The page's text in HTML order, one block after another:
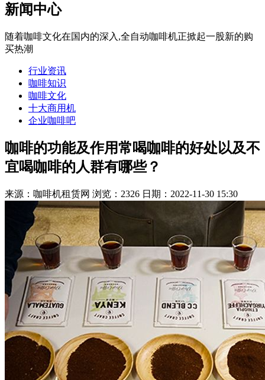
新闻中心
随着咖啡文化在国内的深入,全自动咖啡机正掀起一股新的购
买热潮
行业资讯
咖啡知识
咖啡文化
十大商用机
企业咖啡吧
咖啡的功能及作用常喝咖啡的好处以及不
宜喝咖啡的人群有哪些？
来源：咖啡机租赁网 浏览：2326 日期：2022-11-30 15:30